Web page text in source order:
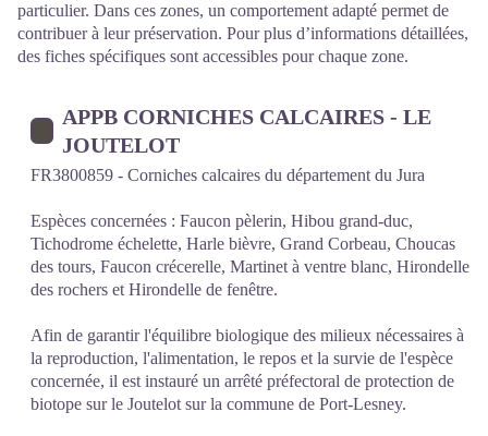
particulier. Dans ces zones, un comportement adapté permet de
contribuer à leur préservation. Pour plus d’informations détaillées,
des fiches spécifiques sont accessibles pour chaque zone.
APPB CORNICHES CALCAIRES - LE
JOUTELOT
FR3800859 - Corniches calcaires du département du Jura
Espèces concernées : Faucon pèlerin, Hibou grand-duc,
Tichodrome échelette, Harle bièvre, Grand Corbeau, Choucas
des tours, Faucon crécerelle, Martinet à ventre blanc, Hirondelle
des rochers et Hirondelle de fenêtre.
Afin de garantir l'équilibre biologique des milieux nécessaires à
la reproduction, l'alimentation, le repos et la survie de l'espèce
concernée, il est instauré un arrêté préfectoral de protection de
biotope sur le Joutelot sur la commune de Port-Lesney.